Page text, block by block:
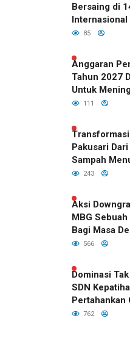
Bersaing di
Internasional
85
Anggaran
Tahun 2027
Untuk
Kualitas Anak
RI
111
Pakusari
Sampah
Hijau di Era
243
Aksi
MBG
Bagi Masa
Indonesia
566
Dominasi
SDN
Pertahankan
Cup 2026
762